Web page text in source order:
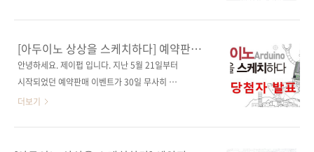
용어가 그렇더라고.그래 뭐 사실 한글로 쓴 영어
지.근데 '토큰'이라니... 너무하잖아? 아무튼 이
여행이 끝날 때쯤이면 조금 알게 될지도?《해달
함께 하자구! 다음화가 또 있다니! 신나지? 참,
오늘부터 예약판매가 시작되었어.서점으로 가
[아두이노 상상을 스케치하다] 예약판매
이벤트 당첨자 발표
안녕하세요. 제이펍 입니다. 지난 5월 21일부터
시작되었던 예약판매 이벤트가 30일 무사히 마
감되었습니다. 많이 성원해 주셨음에도 불구하
분들이 그렇게 많지 않았습니다. 다음에는 좀 더
더보기